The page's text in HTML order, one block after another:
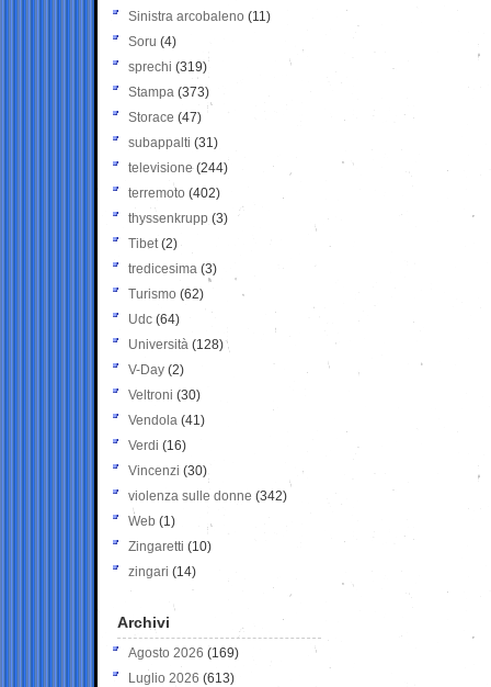
Sinistra arcobaleno (11)
Soru (4)
sprechi (319)
Stampa (373)
Storace (47)
subappalti (31)
televisione(244)
terremoto (402)
thyssenkrupp (3)
Tibet(2)
tredicesima (3)
Turismo (62)
Udc (64)
Università (128)
V-Day (2)
Veltroni (30)
Vendola (41)
Verdi (16)
Vincenzi (30)
violenza sulle donne (342)
Web (1)
Zingaretti (10)
zingari (14)
Archivi
Agosto 2026 (169)
Luglio 2026 (613)